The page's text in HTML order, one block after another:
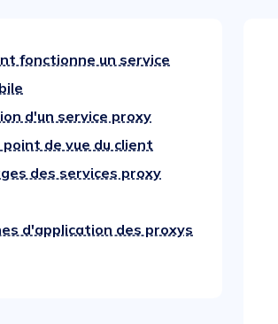
fonctionne un service
d'un service proxy
point de vue du client
des services proxy
d'application des proxys